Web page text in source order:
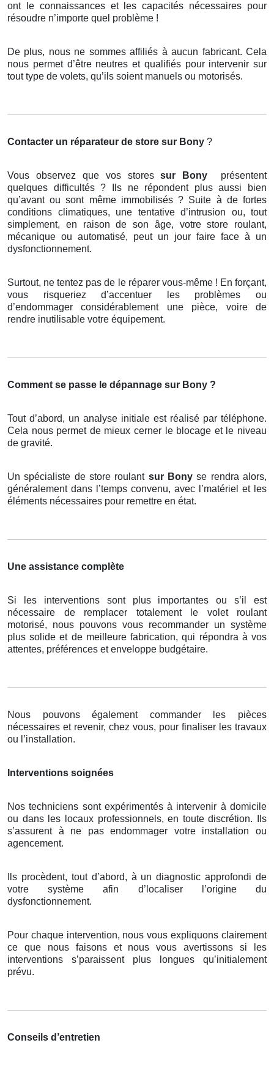
ont le connaissances et les capacités nécessaires pour
résoudre n’importe quel problème !
De plus, nous ne sommes affiliés à aucun fabricant. Cela
nous permet d’être neutres et qualifiés pour intervenir sur
tout type de volets, qu’ils soient manuels ou motorisés.
Contacter un réparateur de store sur Bony ?
Vous observez que vos storessur Bony
présentent
quelques difficultés ? Ils ne répondent plus aussi bien
qu’avant ou sont même immobilisés ? Suite à de fortes
conditions climatiques, une tentative d’intrusion ou, tout
simplement, en raison de son âge, votre store roulant,
mécanique ou automatisé, peut un jour faire face à un
dysfonctionnement.
Surtout, ne tentez pas de le réparer vous-même ! En forçant,
vous risqueriez d’accentuer les problèmes ou
d’endommager considérablement une pièce, voire de
rendre inutilisable votre équipement.
Comment se passe le dépannage sur Bony ?
Tout d’abord, un analyse initiale est réalisé par téléphone.
Cela nous permet de mieux cerner le blocage et le niveau
de gravité.
Un spécialiste de store roulant sur Bonyse rendra alors,
généralement dans l’temps convenu, avec l’matériel et les
éléments nécessaires pour remettre en état.
Une assistance complète
Si les interventions sont plus importantes ou s’il est
nécessaire de remplacer totalement le volet roulant
motorisé, nous pouvons vous recommander un système
plus solide et de meilleure fabrication, qui répondra à vos
attentes, préférences et enveloppe budgétaire.
Nous pouvons également commander les pièces
nécessaires et revenir, chez vous, pour finaliser les travaux
ou l’installation.
Interventions soignées
Nos techniciens sont expérimentés à intervenir à domicile
ou dans les locaux professionnels, en toute discrétion. Ils
s’assurent à ne pas endommager votre installation ou
agencement.
Ils procèdent, tout d’abord, à un diagnostic approfondi de
votre système afin d’localiser l’origine du
dysfonctionnement.
Pour chaque intervention, nous vous expliquons clairement
ce que nous faisons et nous vous avertissons si les
interventions s’paraissent plus longues qu’initialement
prévu.
Conseils d’entretien